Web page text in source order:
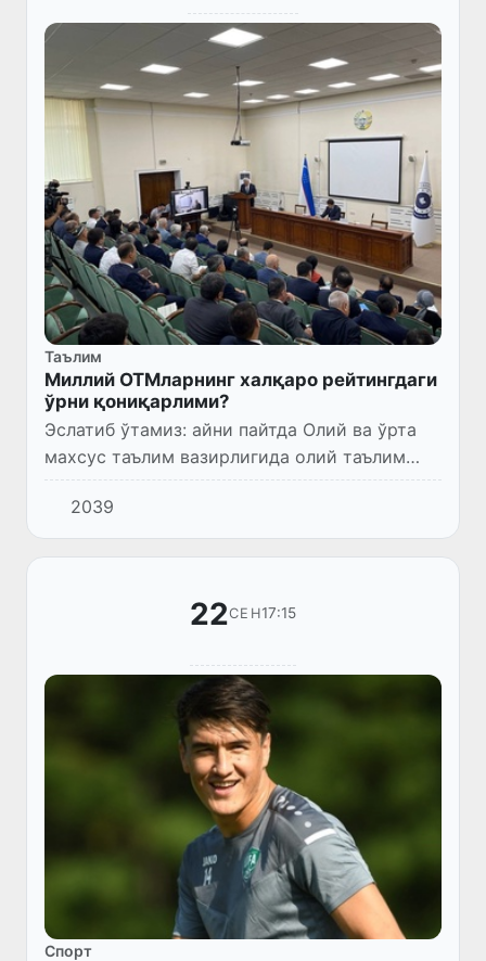
Таълим
Миллий ОТМларнинг халқаро рейтингдаги
ўрни қониқарлими?
Эслатиб ўтамиз: айни пайтда Олий ва ўрта
махсус таълим вазирлигида олий таълим
муассасалари ва академик лицейлар
рейтингини эълон қилишга бағишланган
тадбир давом этмоқда.
2039
22СЕН17:15
Спорт